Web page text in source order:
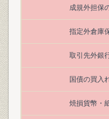
成規外担保
指定外倉庫
取引先外銀
国債の買入
焼損貨幣・